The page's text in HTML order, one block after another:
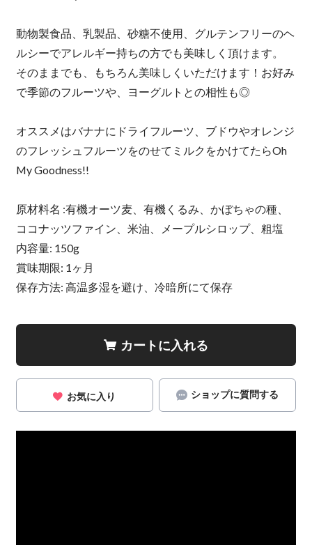
動物製食品、乳製品、砂糖不使用、グルテンフリーのヘ
ルシーでアレルギー持ちの方でも美味しく頂けます。
そのままでも、もちろん美味しくいただけます！お好み
で季節のフルーツや、ヨーグルトとの相性も◎
オススメはバナナにドライフルーツ、ブドウやオレンジ
のフレッシュフルーツをのせてミルクをかけてたらOh
My Goodness!!
原材料名 :有機オーツ麦、有機くるみ、かぼちゃの種、
ココナッツファイン、米油、メープルシロップ、粗塩
内容量: 150g
賞味期限: 1ヶ月
保存方法: 高温多湿を避け、冷暗所にて保存
カートに入れる
お気に入り ショップに質問する